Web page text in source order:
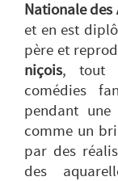
Nationale des
et en est
père et
niçois, tout
comédies
pendant une
comme un
par des
des